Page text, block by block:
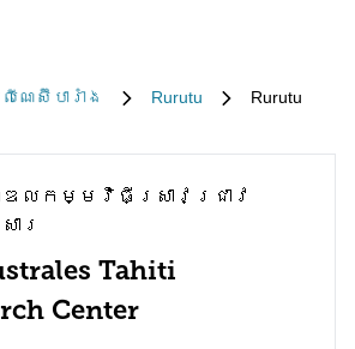
ណេស៊ី​បារាំង Rurutu Rurutu
ល​កម្មវិធី​ស្រាវជ្រាវ​
រ
Tahiti
Center